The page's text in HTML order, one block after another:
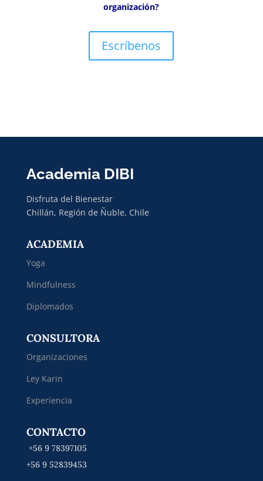
organización?
Escríbenos
Academia DIBI
Disfruta del Bienestar
Chillán, Región de Ñuble, Chile
ACADEMIA
Yoga
Mindfulness
Diplomados
CONSULTORA
Organizaciones
Ley Karin
Experiencia
CONTACTO
+56 9 78397105
+56 9 52839453